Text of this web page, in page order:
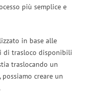
più semplice e
in base alle
di trasloco disponibili
traslocando un
, possiamo creare un